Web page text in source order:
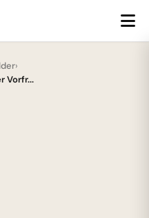
›
Vorfr...